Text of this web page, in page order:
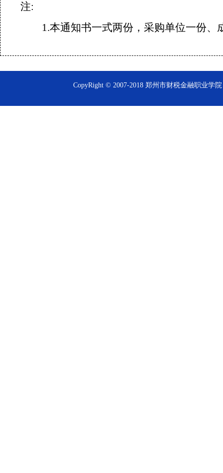
注:
1.本通知书一式两份，采购单位一份、
CopyRight © 2007-2018 郑州市财税金融职业学